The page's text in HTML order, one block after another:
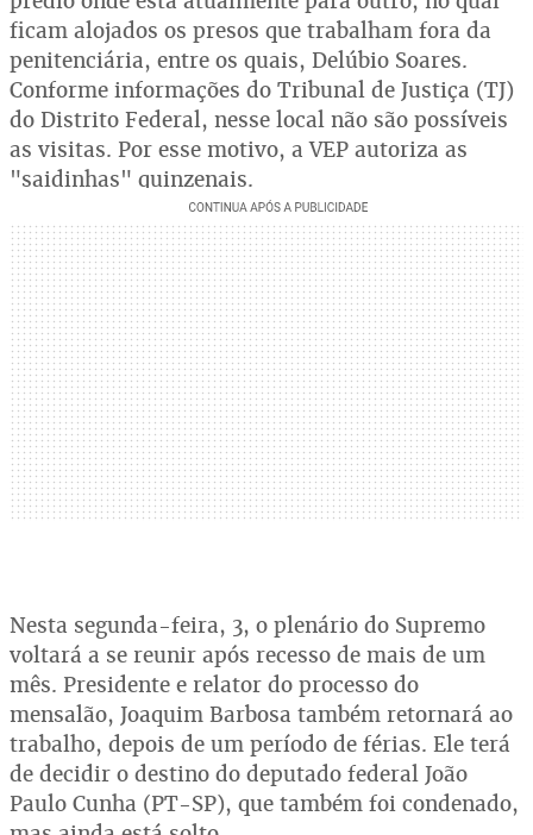
ficam alojados os presos que trabalham fora da
penitenciária, entre os quais, Delúbio Soares.
Conforme informações do Tribunal de Justiça (TJ)
do Distrito Federal, nesse local não são possíveis
as visitas. Por esse motivo, a VEP autoriza as
"saidinhas" quinzenais.
Nesta segunda-feira, 3, o plenário do Supremo
voltará a se reunir após recesso de mais de um
mês. Presidente e relator do processo do
mensalão, Joaquim Barbosa também retornará ao
trabalho, depois de um período de férias. Ele terá
de decidir o destino do deputado federal João
Paulo Cunha (PT-SP), que também foi condenado,